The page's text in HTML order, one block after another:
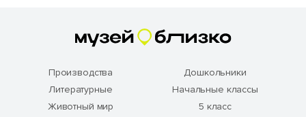
Производства
Литературные
Животный мир
Дошкольники
Начальные классы
5 класс